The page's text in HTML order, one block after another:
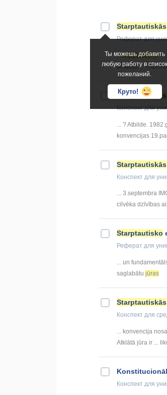
Ты можешь добавить
любую работу в список
пожеланий.
Круто!
Starptautiskās
Рефератдля
...starptautisko
aviāciju ... •
Starptautiskās
Конспектдля
... ? Atbilde.
konvencijas
Starptautiskās
Конспект для
... 3.septembra
cilvēka dzīvības
Starptautisko
Реферат для
... un
saglabātu jūras
Starptautiskās
Конспект для
... konvencija
Atklātā jūra ir ...
Конспект для